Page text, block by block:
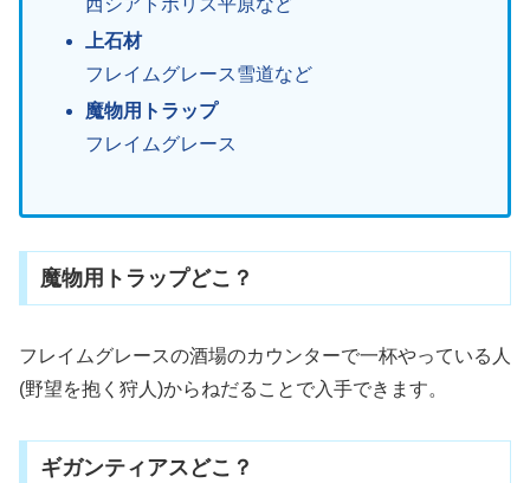
上石材
フレイムグレース雪道など
魔物用トラップ
フレイムグレース
魔物用トラップどこ？
フレイムグレースの酒場のカウンターで一杯やっている人
(野望を抱く狩人)からねだることで入手できます。
ギガンティアスどこ？